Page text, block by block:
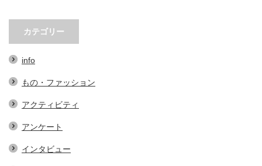
KAVUの帽子３選。オ
実用的なアイテム…
カテゴリー
info
もの・ファッション
アクティビティ
アンケート
インタビュー